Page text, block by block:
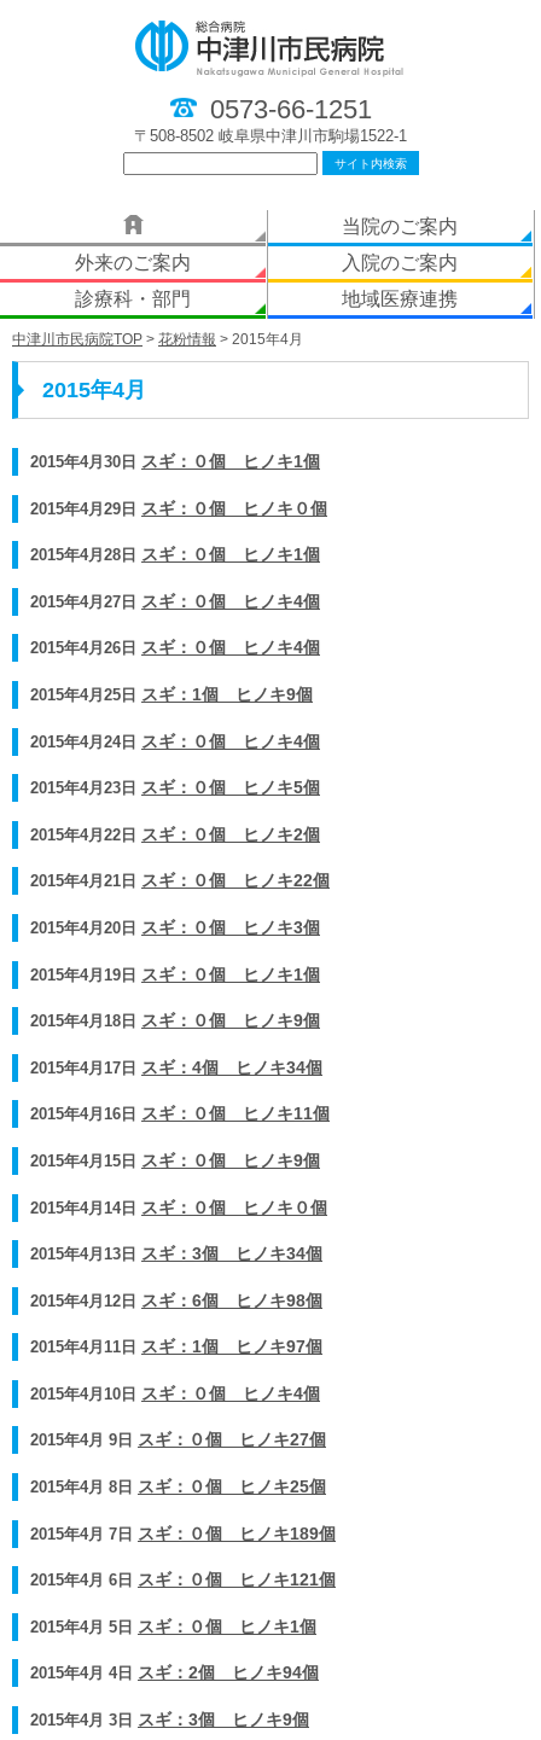
0573-66-1251
〒508-8502 岐阜県中津川市駒場1522-1
当院のご案内
外来のご案内
入院のご案内
診療科・部門
地域医療連携
中津川市民病院TOP > 花粉情報 > 2015年4月
2015年4月
2015年4月30日 スギ：０個 ヒノキ1個
2015年4月29日 スギ：０個 ヒノキ０個
2015年4月28日 スギ：０個 ヒノキ1個
2015年4月27日 スギ：０個 ヒノキ4個
2015年4月26日 スギ：０個 ヒノキ4個
2015年4月25日 スギ：1個 ヒノキ9個
2015年4月24日 スギ：０個 ヒノキ4個
2015年4月23日 スギ：０個 ヒノキ5個
2015年4月22日 スギ：０個 ヒノキ2個
2015年4月21日 スギ：０個 ヒノキ22個
2015年4月20日 スギ：０個 ヒノキ3個
2015年4月19日 スギ：０個 ヒノキ1個
2015年4月18日 スギ：０個 ヒノキ9個
2015年4月17日 スギ：4個 ヒノキ34個
2015年4月16日 スギ：０個 ヒノキ11個
2015年4月15日 スギ：０個 ヒノキ9個
2015年4月14日 スギ：０個 ヒノキ０個
2015年4月13日 スギ：3個 ヒノキ34個
2015年4月12日 スギ：6個 ヒノキ98個
2015年4月11日 スギ：1個 ヒノキ97個
2015年4月10日 スギ：０個 ヒノキ4個
2015年4月 9日 スギ：０個 ヒノキ27個
2015年4月 8日 スギ：０個 ヒノキ25個
2015年4月 7日 スギ：０個 ヒノキ189個
2015年4月 6日 スギ：０個 ヒノキ121個
2015年4月 5日 スギ：０個 ヒノキ1個
2015年4月 4日 スギ：2個 ヒノキ94個
2015年4月 3日 スギ：3個 ヒノキ9個